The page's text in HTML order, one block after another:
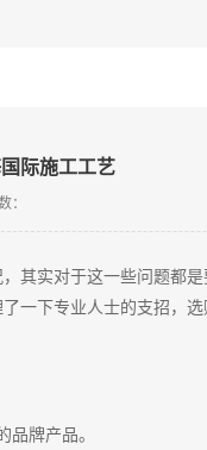
际施工工艺
：
实对于这一些问题都是
一下专业人士的支招，
牌产品。